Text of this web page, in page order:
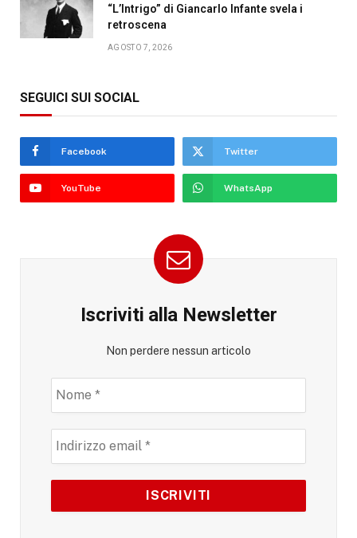
“L’Intrigo” di Giancarlo Infante svela i
retroscena
AGOSTO 7, 2026
SEGUICI SUI SOCIAL
Facebook Twitter
YouTube WhatsApp
Iscriviti alla Newsletter
Non perdere nessun articolo